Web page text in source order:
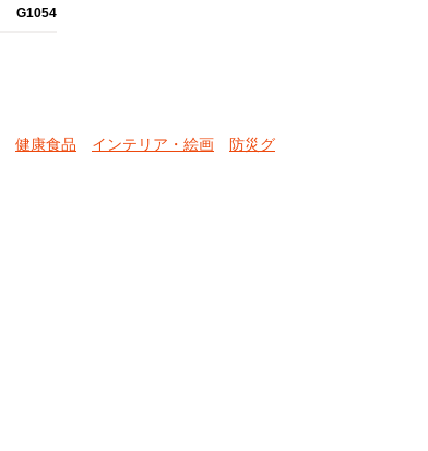
G1054
健康食品 インテリア・絵画
防災グ